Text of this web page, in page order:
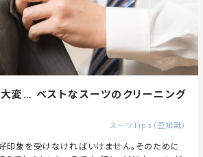
変… ベストなスーツのクリーニング
スーツTips（豆知識）
印象を受けなければいけません。そのために